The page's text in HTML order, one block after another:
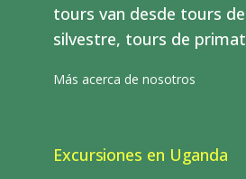
tours van desde tours
silvestre, tours de
Más acerca de nosotros
Excursiones en Uganda